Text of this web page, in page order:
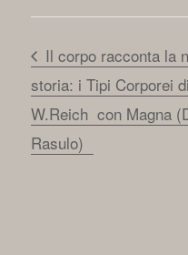
Il corpo racconta la
storia: i Tipi Corporei di
W.Reich con Magna
Rasulo)